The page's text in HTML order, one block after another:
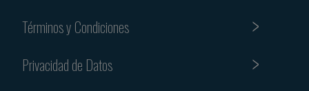
Términos y Condiciones
Privacidad de Datos